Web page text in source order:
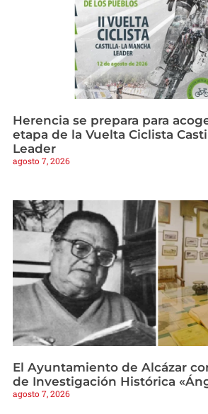
Herencia se prepara para
etapa de la Vuelta Ciclista
Leader
agosto 7, 2026
El Ayuntamiento de Alcázar
de Investigación Histórica
agosto 7, 2026